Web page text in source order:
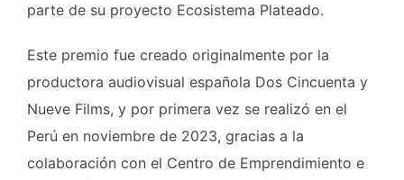
parte de su proyecto Ecosistema Plateado.
Este premio fue creado originalmente por la
productora audiovisual española Dos Cincuenta y
Nueve Films, y por primera vez se realizó en el
Perú en noviembre de 2023, gracias a la
colaboración con el Centro de Emprendimiento e